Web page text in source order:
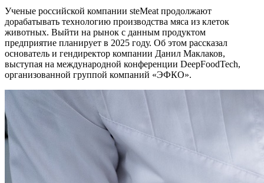
Ученые российской компании steMeat продолжают
дорабатывать технологию производства мяса из клеток
животных. Выйти на рынок с данным продуктом
предприятие планирует в 2025 году. Об этом рассказал
основатель и гендиректор компании Данил Маклаков,
выступая на международной конференции DeepFoodTech,
организованной группой компаний «ЭФКО».